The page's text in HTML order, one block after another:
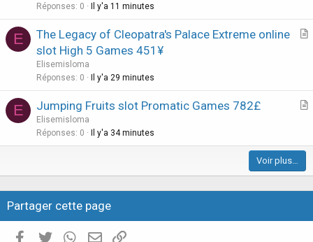
c
Réponses 0 Il y'a 11 minutes
E
A
l
The Legacy of Cleopatra's Palace Extreme online
slot High 5 Games 451¥
Elisemisloma
Réponses 0 Il y'a 29 minutes
E
A
i
l
e
Jumping Fruits slot Promatic Games 782£
Elisemisloma
Réponses 0 Il y'a 34 minutes
Voir plus…
Partager cette page
Facebook
Twitter WhatsAppE-mail valide